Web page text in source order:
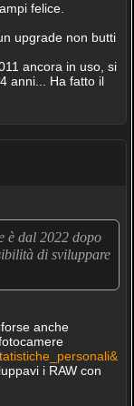
felice.
upgrade non butti
ancora in uso, si
anni... Ha fatto il
è dal 2022 dopo
di sviluppare
anche
i RAW con